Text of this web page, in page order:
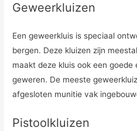
Geweerkluizen
Een geweerkluis is speciaal
bergen. Deze kluizen zijn
maakt deze kluis ook een
geweren. De meeste
afgesloten munitie vak
Pistoolkluizen